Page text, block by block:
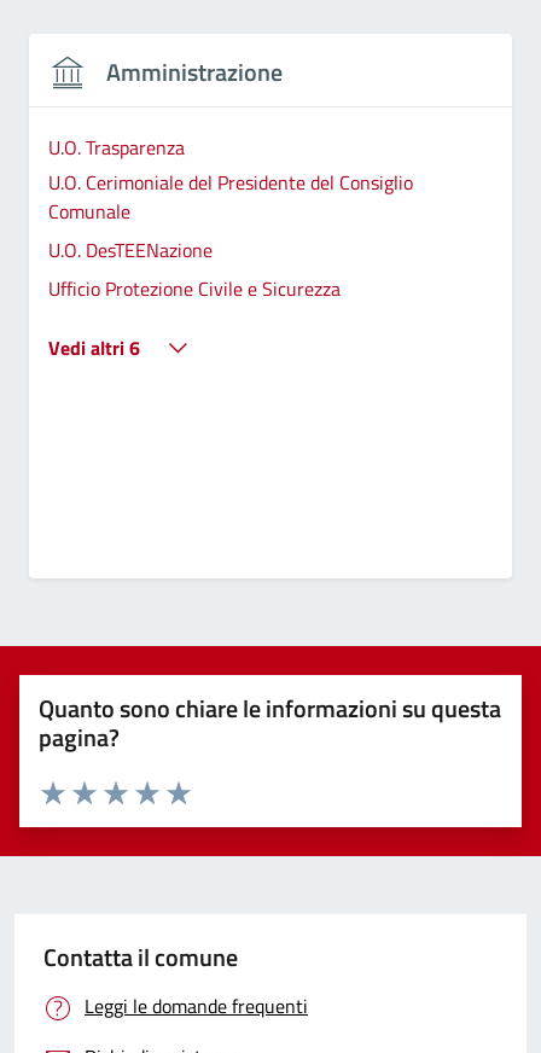
Amministrazione
U.O. Trasparenza
U.O. Cerimoniale del Presidente del Consiglio
Comunale
U.O. DesTEENazione
Ufficio Protezione Civile e Sicurezza
Vedi altri 6
Quanto sono chiare le informazioni su questa
pagina?
Valuta 5 stelle su 5
Valuta 4 stelle su 5
Valuta 3 stelle su 5
Valuta 2 stelle su 5
Valuta 1 stelle su 5
Contatta il comune
Leggi le domande frequenti